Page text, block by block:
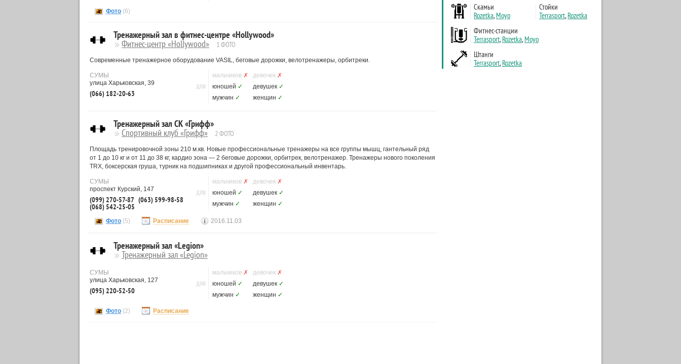
Фото (6)
Тренажерный зал в фитнес-центре «Hollywood»
Фитнес-центр «Hollywood» 1 ФОТО
Современные тренажерное оборудование VASIL, беговые дорожки, велотренажеры, орбитреки.
СУМЫ
улица Харьковская, 39
(066) 182-20-63
ДЛЯ
мальчиков ✗ девочек ✗
юношей ✓ девушек ✓
мужчин ✓ женщин ✓
Тренажерный зал СК «Грифф»
Спортивный клуб «Грифф» 2 ФОТО
Площадь тренировочной зоны 210 м.кв. Новые профессиональные тренажеры на все группы мышц, гантельный ряд
от 1 до 10 кг и от 11 до 38 кг, кардио зона — 2 беговые дорожки, орбитрек, велотренажер. Тренажеры нового поколения
TRX, боксерская груша, турник на подшипниках и другой профессиональный инвентарь.
СУМЫ
проспект Курский, 147
(099) 270-57-87 (063) 599-98-58
(068) 542-25-05
ДЛЯ
мальчиков ✗ девочек ✗
юношей ✓ девушек ✓
мужчин ✓ женщин ✓
Фото (5) Расписание 2016.11.03
Тренажерный зал «Legion»
Тренажерный зал «Legion»
СУМЫ
улица Харьковская, 127
(095) 220-52-50
ДЛЯ
мальчиков ✗ девочек ✗
юношей ✓ девушек ✓
мужчин ✓ женщин ✓
Фото (2) Расписание